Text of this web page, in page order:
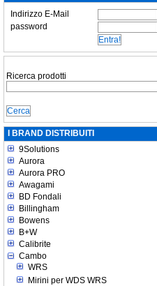
Indirizzo E-Mail
password
Ricerca prodotti
I BRAND DISTRIBUITI
9Solutions
Aurora
Aurora PRO
Awagami
BD Fondali
Billingham
Bowens
B+W
Calibrite
Cambo
WRS
Mirini per WDS WRS